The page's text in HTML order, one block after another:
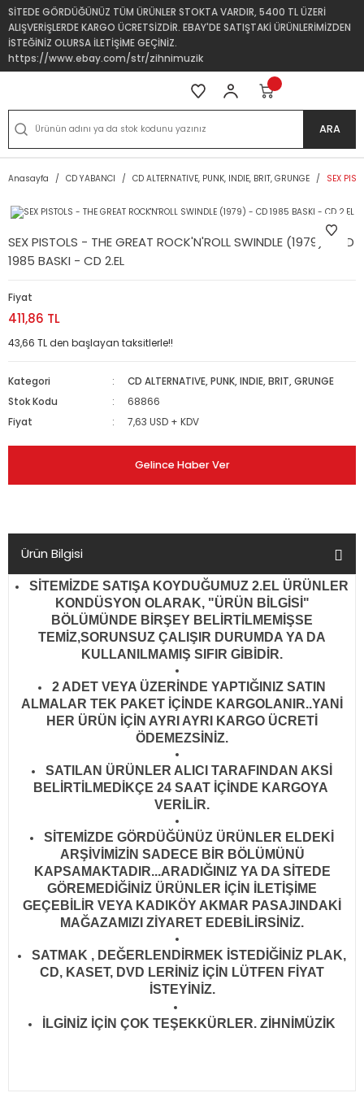
SİTEDE GÖRDÜĞÜNÜZ TÜM ÜRÜNLER STOKTA VARDIR, 5400 TL ÜZERİ
ALIŞVERİŞLERDE KARGO ÜCRETSİZDİR. EBAY'DE SATIŞTAKİ ÜRÜNLERİMİZDEN
İSTEĞİNİZ OLURSA İLETİŞİME GEÇİNİZ.
https://www.ebay.com/str/zihnimuzik
ARA
Anasayfa CD YABANCI CD ALTERNATIVE, PUNK, INDIE, BRIT, GRUNGE SEX
SEX PISTOLS - THE GREAT ROCK'N'ROLL SWINDLE (1979) - CD
1985 BASKI - CD 2.EL
Fiyat
411,86 TL
43,66 TL den başlayan taksitlerle!!
Kategori
CD ALTERNATIVE, PUNK, INDIE, BRIT, GRUNGE
Stok Kodu
68866
Fiyat
7,63 USD + KDV
Gelince Haber Ver
Ürün Bilgisi
SİTEMİZDE SATIŞA KOYDUĞUMUZ 2.EL ÜRÜNLER
KONDÜSYON OLARAK, "ÜRÜN BİLGİSİ"
BÖLÜMÜNDE BİRŞEY BELİRTİLMEMİŞSE
TEMİZ,SORUNSUZ ÇALIŞIR DURUMDA YA DA
KULLANILMAMIŞ SIFIR GİBİDİR.
2 ADET VEYA ÜZERİNDE YAPTIĞINIZ SATIN
ALMALAR TEK PAKET İÇİNDE KARGOLANIR..YANİ
HER ÜRÜN İÇİN AYRI AYRI KARGO ÜCRETİ
ÖDEMEZSİNİZ.
SATILAN ÜRÜNLER ALICI TARAFINDAN AKSİ
BELİRTİLMEDİKÇE 24 SAAT İÇİNDE KARGOYA
VERİLİR.
SİTEMİZDE GÖRDÜĞÜNÜZ ÜRÜNLER ELDEKİ
ARŞİVİMİZİN SADECE BİR BÖLÜMÜNÜ
KAPSAMAKTADIR...ARADIĞINIZ YA DA SİTEDE
GÖREMEDİĞİNİZ ÜRÜNLER İÇİN İLETİŞİME
GEÇEBİLİR VEYA KADIKÖY AKMAR PASAJINDAKİ
MAĞAZAMIZI ZİYARET EDEBİLİRSİNİZ.
SATMAK , DEĞERLENDİRMEK İSTEDİĞİNİZ PLAK,
CD, KASET, DVD LERİNİZ İÇİN LÜTFEN FİYAT
İSTEYİNİZ.
İLGİNİZ İÇİN ÇOK TEŞEKKÜRLER. ZİHNİMÜZİK